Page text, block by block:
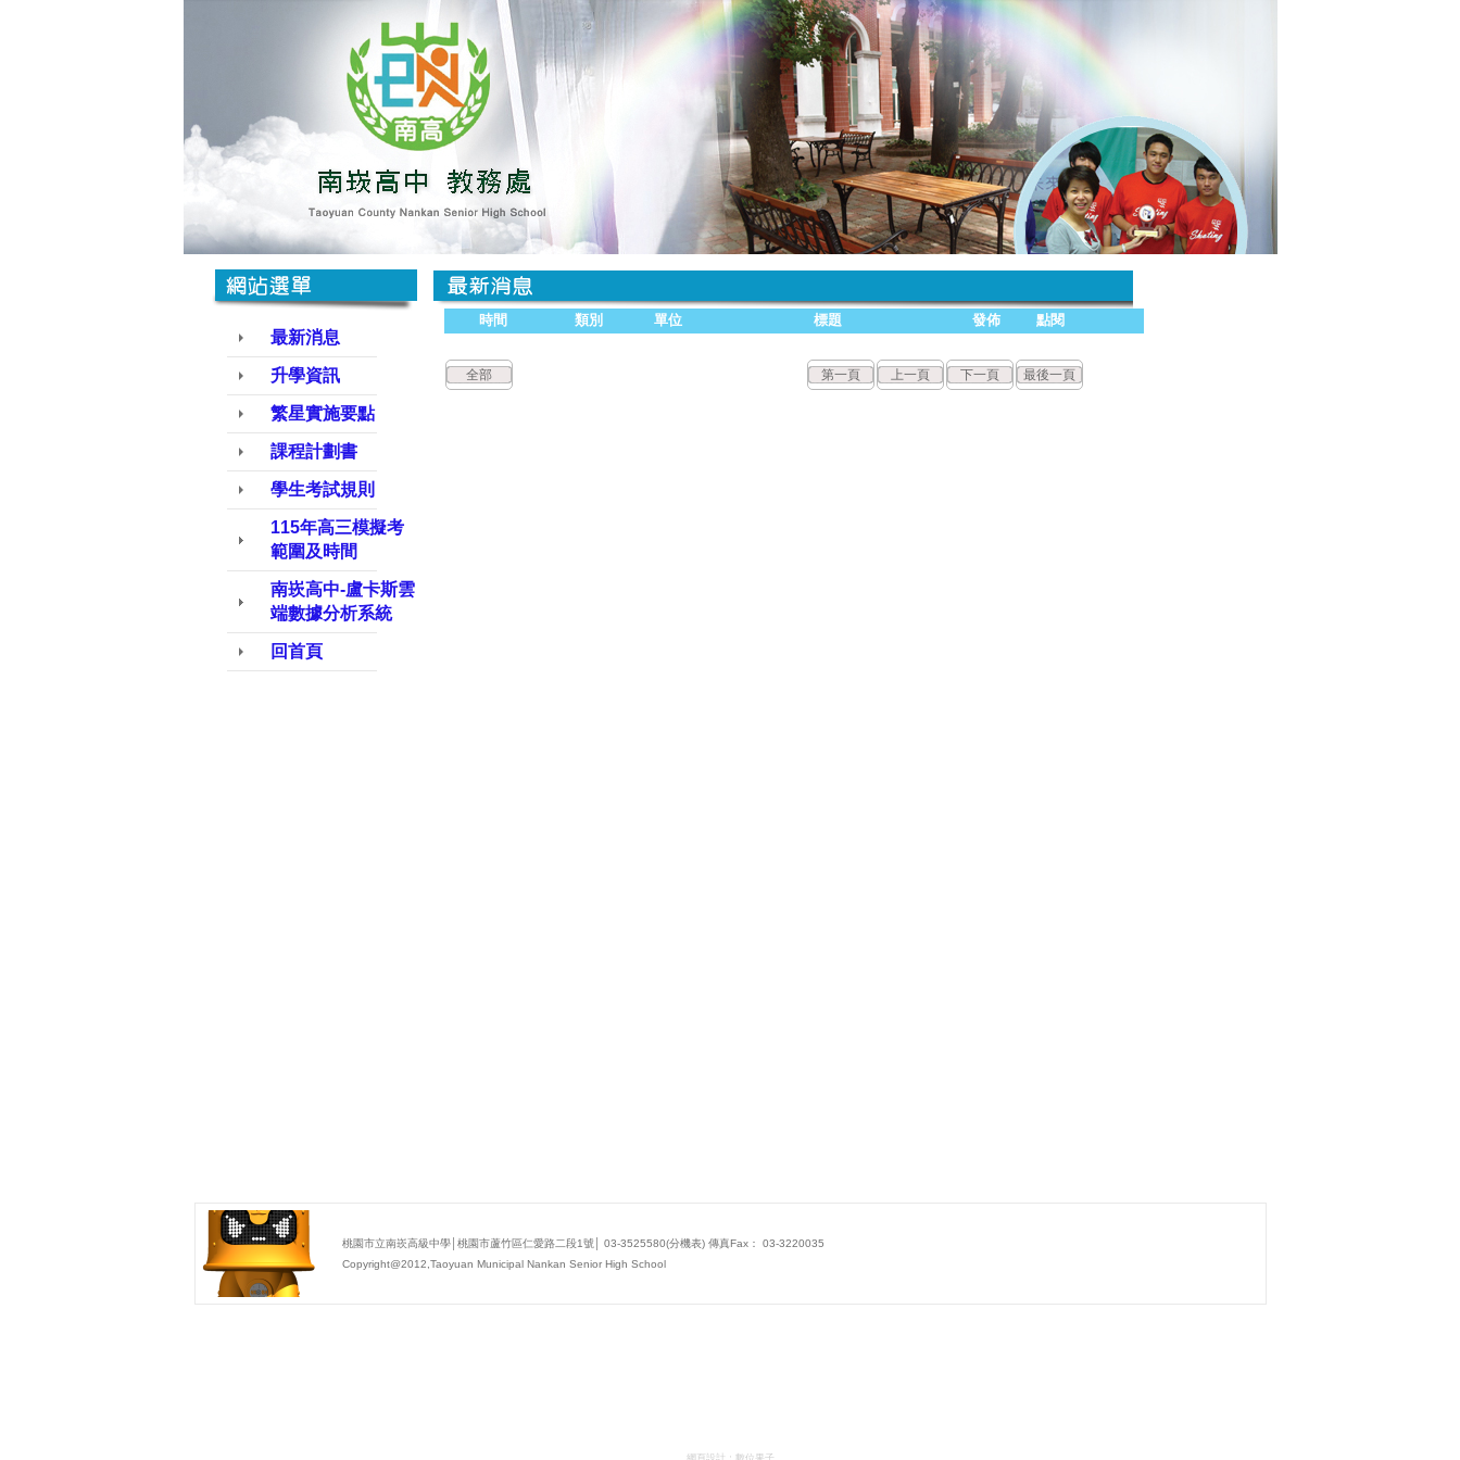
最新消息
升學資訊
繁星實施要點
課程計劃書
學生考試規則
115年高三模擬考
範圍及時間
南崁高中-盧卡斯雲
端數據分析系統
回首頁
時間 類別 單位 標題 發佈 點閱
全部 第一頁 上一頁 下一頁 最後一頁
桃園市立南崁高級中學│桃園市蘆竹區仁愛路二段1號│ 03-3525580(分機表) 傳真Fax： 03-3220035
Copyright@2012,Taoyuan Municipal Nankan Senior High School